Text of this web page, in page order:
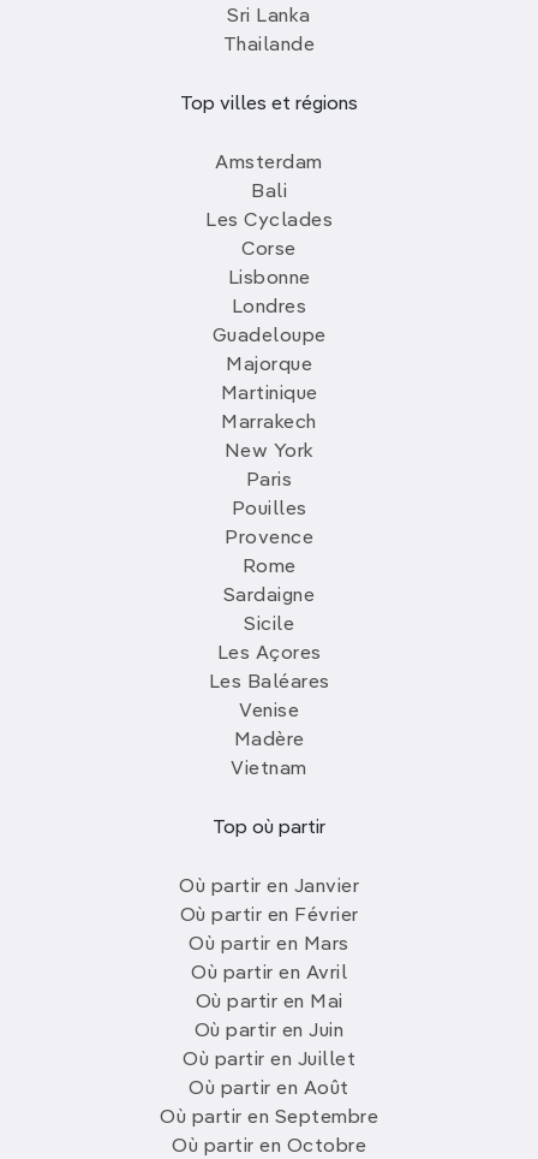
Sri Lanka
Thailande
Top villes et régions
Amsterdam
Bali
Les Cyclades
Corse
Lisbonne
Londres
Guadeloupe
Majorque
Martinique
Marrakech
New York
Paris
Pouilles
Provence
Rome
Sardaigne
Sicile
Les Açores
Les Baléares
Venise
Madère
Vietnam
Top où partir
Où partir en Janvier
Où partir en Février
Où partir en Mars
Où partir en Avril
Où partir en Mai
Où partir en Juin
Où partir en Juillet
Où partir en Août
Où partir en Septembre
Où partir en Octobre